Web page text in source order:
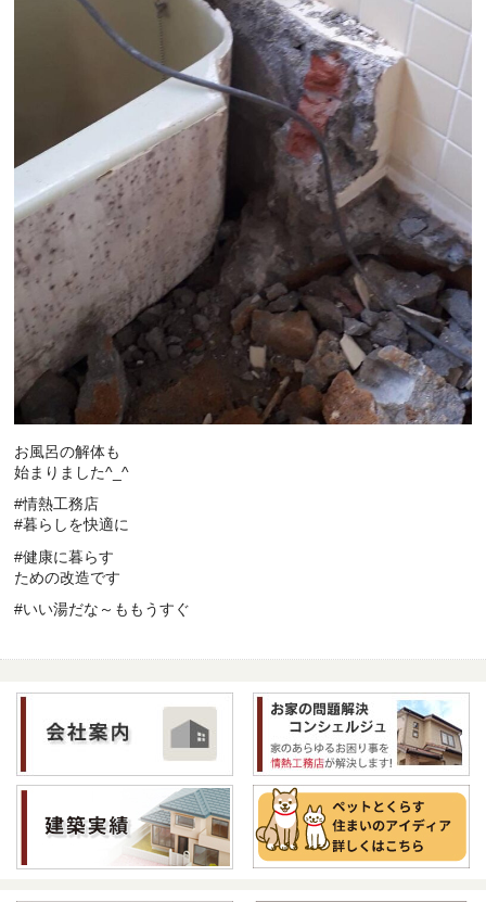
お風呂の解体も
始まりました^_^
#情熱工務店
#暮らしを快適に
#健康に暮らす
ための改造です
#いい湯だな～ももうすぐ